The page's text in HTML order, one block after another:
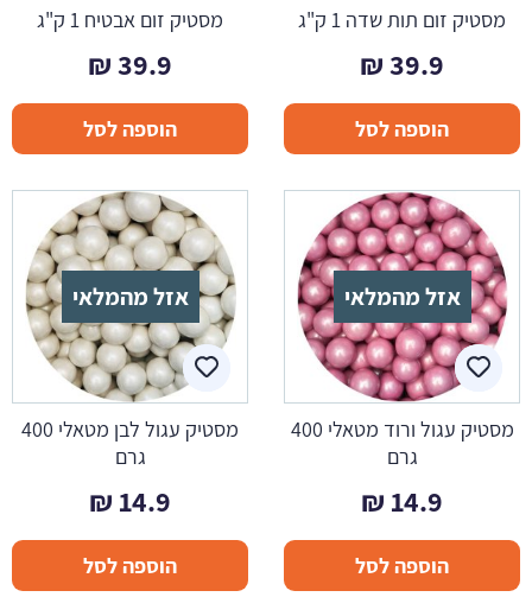
מסטיק זום תות שדה 1 ק"ג
39.9
₪
הוספה לסל
מסטיק זום אבטיח 1 ק"ג
39.9
₪
הוספה לסל
אזל מהמלאי
מסטיק עגול ורוד מטאלי 400
גרם
14.9
₪
הוספה לסל
אזל מהמלאי
מסטיק עגול לבן מטאלי 400
גרם
14.9
₪
הוספה לסל